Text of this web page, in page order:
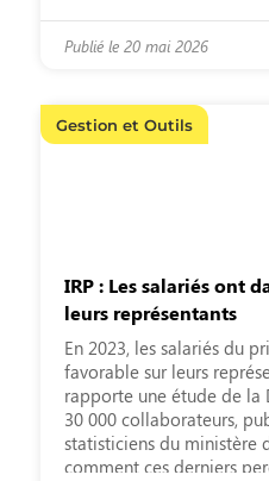
Publié le 20 mai 2026
Gestion et Outils
IRP : Les salariés ont
leurs représentants
En 2023, les salariés du
favorable sur leurs
rapporte une étude de la
30 000 collaborateurs,
statisticiens du ministère
comment ces derniers